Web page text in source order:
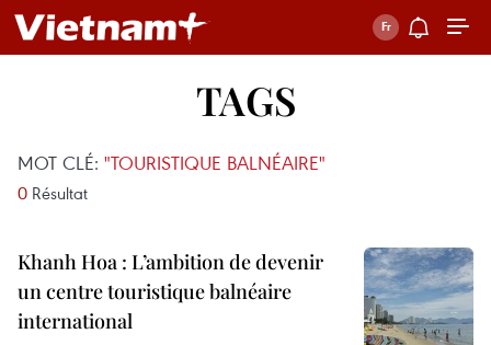
TAGS
MOT CLÉ: "TOURISTIQUE BALNÉAIRE"
0 Résultat
Khanh Hoa : L’ambition de devenir
un centre touristique balnéaire
international